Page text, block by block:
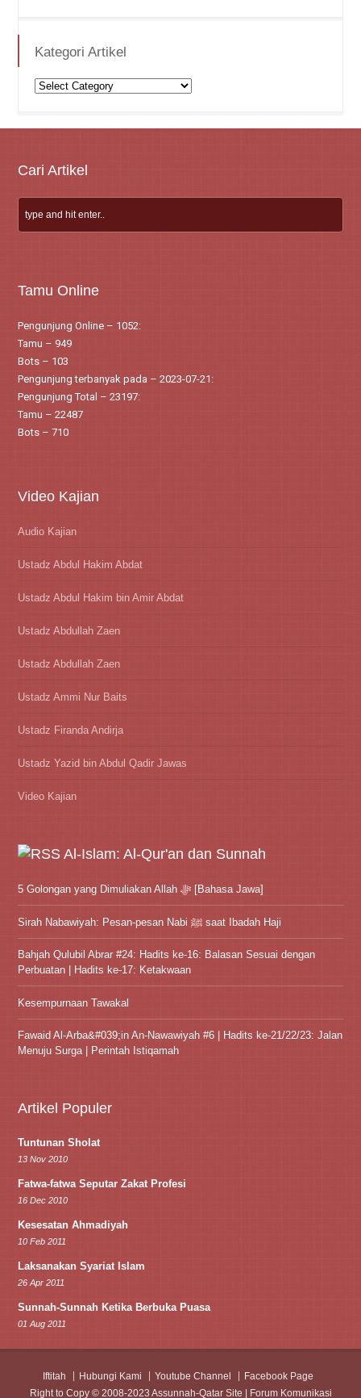
Kategori Artikel
Kategori
Cari Artikel
Tamu Online
Pengunjung Online – 1052:
Tamu – 949
Bots – 103
Pengunjung terbanyak pada – 2023-07-21:
Pengunjung Total – 23197:
Tamu – 22487
Bots – 710
Video Kajian
Audio Kajian
Ustadz Abdul Hakim Abdat
Ustadz Abdul Hakim bin Amir Abdat
Ustadz Abdullah Zaen
Ustadz Abdullah Zaen
Ustadz Ammi Nur Baits
Ustadz Firanda Andirja
Ustadz Yazid bin Abdul Qadir Jawas
Video Kajian
Al-Islam: Al-Qur'an dan Sunnah
5 Golongan yang Dimuliakan Allah ﷻ [Bahasa Jawa]
Sirah Nabawiyah: Pesan-pesan Nabi ﷺ saat Ibadah Haji
Bahjah Qulubil Abrar #24: Hadits ke-16: Balasan Sesuai dengan
Perbuatan | Hadits ke-17: Ketakwaan
Kesempurnaan Tawakal
Fawaid Al-Arba&#039;in An-Nawawiyah #6 | Hadits ke-21/22/23: Jalan
Menuju Surga | Perintah Istiqamah
Artikel Populer
Tuntunan Sholat
13 Nov 2010
Fatwa-fatwa Seputar Zakat Profesi
16 Dec 2010
Kesesatan Ahmadiyah
10 Feb 2011
Laksanakan Syariat Islam
26 Apr 2011
Sunnah-Sunnah Ketika Berbuka Puasa
01 Aug 2011
Iftitah Hubungi Kami Youtube Channel
Facebook Page
Right to Copy © 2008-2023 Assunnah-Qatar Site | Forum Komunikasi